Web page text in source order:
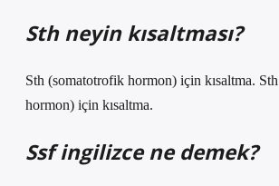
Sth neyin kısaltması?
Sth (somatotrofik hormon) için kısaltma.
hormon) için kısaltma.
Ssf ingilizce ne demek?